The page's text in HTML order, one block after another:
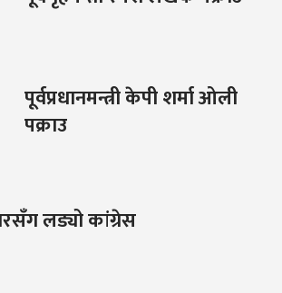
पूर्वप्रधानमन्त्री केपी शर्मा ओली
पक्राउ
लड्यो कांग्रेस